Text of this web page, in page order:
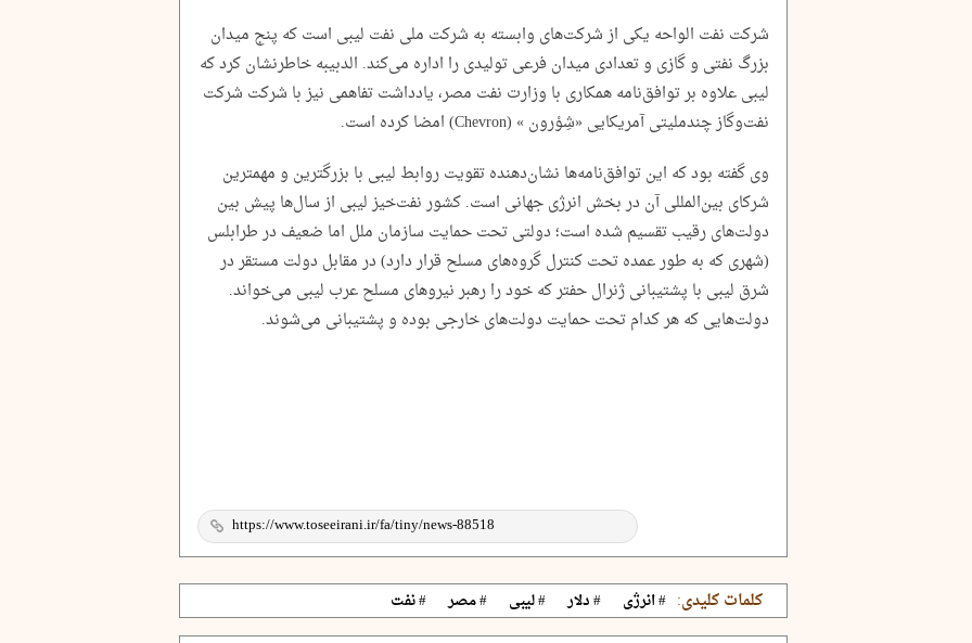
شرکت نفت الواحه یکی از شرکت‌های وابسته به شرکت ملی نفت لیبی است که پنج میدان
بزرگ نفتی و گازی و تعدادی میدان فرعی تولیدی را اداره می‌کند. الدبیبه خاطرنشان کرد که
لیبی علاوه بر توافق‌نامه همکاری با وزارت نفت مصر، یادداشت تفاهمی نیز با شرکت شرکت
نفت‌وگاز چندملیتی آمریکایی «شِوْرون » (Chevron) امضا کرده است.
وی گفته بود که این توافق‌نامه‌ها نشان‌دهنده تقویت روابط لیبی با بزرگترین و مهمترین
شرکای بین‌المللی آن در بخش انرژی جهانی است. کشور نفت‌خیز لیبی از سال‌ها پیش بین
دولت‌های رقیب تقسیم شده است؛ دولتی تحت حمایت سازمان ملل اما ضعیف در طرابلس
(شهری که به طور عمده تحت کنترل گروه‌های مسلح قرار دارد) در مقابل دولت مستقر در
شرق لیبی با پشتیبانی ژنرال حفتر که خود را رهبر نیروهای مسلح عرب لیبی می‌خواند.
دولت‌هایی که هر کدام تحت حمایت دولت‌های خارجی بوده و پشتیبانی می‌شوند.
کلمات کلیدی: # انرژی # دلار # لیبی # مصر # نفت